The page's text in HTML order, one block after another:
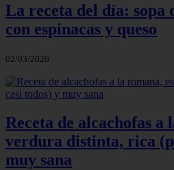
La receta del día: sopa
con espinacas y queso
02/03/2026
Receta de alcachofas a
verdura distinta, rica
muy sana